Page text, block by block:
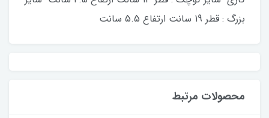
بزرگ : قطر 19 سانت ارتفاع 5.5 سانت
محصولات مرتبط